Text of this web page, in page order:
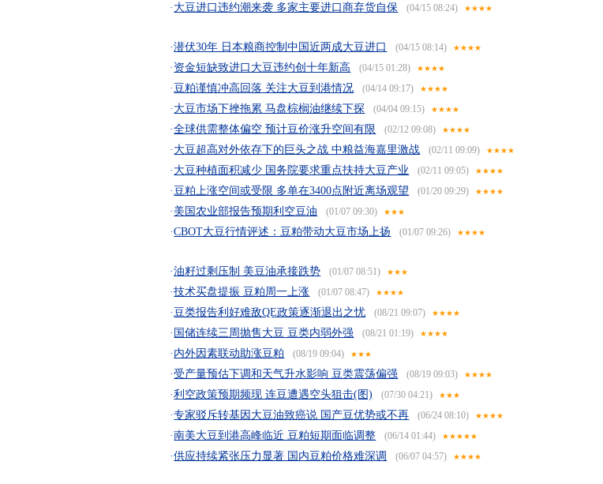
· 大豆进口违约潮来袭 多家主要进口商弃货自保 (04/15 08:24) ★★★★
·潜伏30年 日本粮商控制中国近两成大豆进口 (04/15 08:14) ★★★★
· 资金短缺致进口大豆违约创十年新高 (04/15 01:28) ★★★★
·豆粕谨慎冲高回落 关注大豆到港情况 (04/14 09:17) ★★★★
· 大豆市场下挫拖累 马盘棕榈油继续下探 (04/04 09:15) ★★★★
·全球供需整体偏空 预计豆价涨升空间有限 (02/12 09:08) ★★★★
· 大豆超高对外依存下的巨头之战 中粮益海嘉里激战 (02/11 09:09) ★★★★
· 大豆种植面积减少 国务院要求重点扶持大豆产业 (02/11 09:05) ★★★★
·豆粕上涨空间或受限 多单在3400点附近离场观望 (01/20 09:29) ★★★★
· 美国农业部报告预期利空豆油 (01/07 09:30) ★★★
·CBOT大豆行情评述：豆粕带动大豆市场上扬 (01/07 09:26) ★★★★
·油籽过剩压制 美豆油承接跌势 (01/07 08:51) ★★★
·技术买盘提振 豆粕周一上涨 (01/07 08:47) ★★★★
·豆类报告利好难敌QE政策逐渐退出之忧 (08/21 09:07) ★★★★
· 国储连续三周抛售大豆 豆类内弱外强 (08/21 01:19) ★★★★
· 内外因素联动助涨豆粕 (08/19 09:04) ★★★
·受产量预估下调和天气升水影响 豆类震荡偏强 (08/19 09:03) ★★★★
·利空政策预期频现 连豆遭遇空头狙击(图) (07/30 04:21) ★★★
·专家驳斥转基因大豆油致癌说 国产豆优势或不再 (06/24 08:10) ★★★★
·南美大豆到港高峰临近 豆粕短期面临调整 (06/14 01:44) ★★★★★
·供应持续紧张压力显著 国内豆粕价格难深调 (06/07 04:57) ★★★★